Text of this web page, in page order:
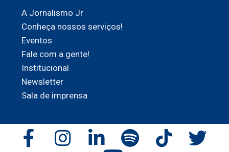
A Jornalismo Jr
Conheça nossos serviços!
Eventos
Fale com a gente!
Institucional
Newsletter
Sala de imprensa